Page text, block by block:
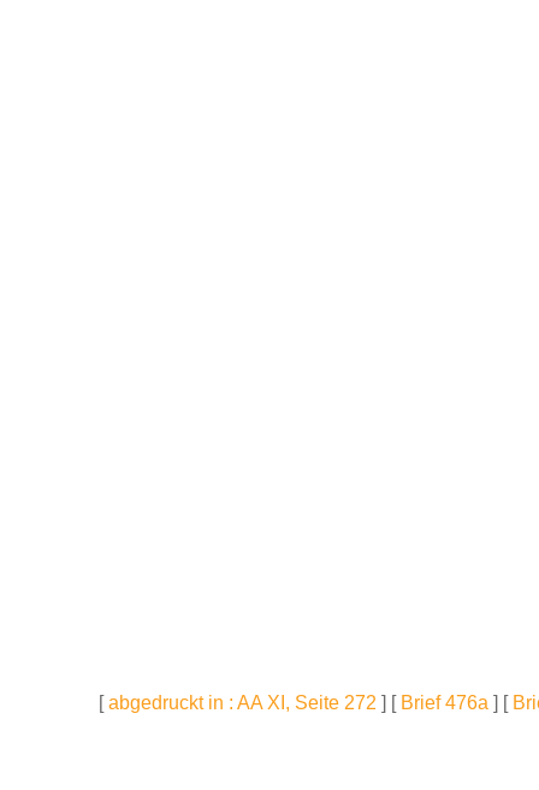
[abgedruckt in : AA XI, Seite 272 ] [ Brief 476a ] [